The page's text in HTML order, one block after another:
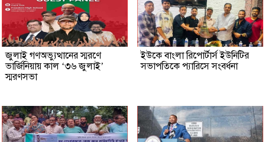
জুলাই গণঅভ্যুত্থানের স্মরণে
ভার্জিনিয়ায় কাল ‘৩৬ জুলাই’
স্মরণসভা
ইউকে বাংলা রিপোর্টার্স ইউনিটির
সভাপতিকে প্যারিসে সংবর্ধনা